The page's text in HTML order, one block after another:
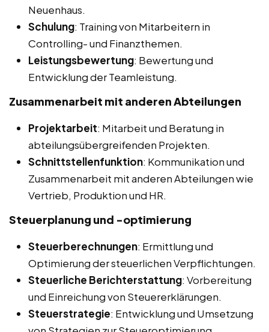
Neuenhaus.
Schulung: Training von Mitarbeitern in
Controlling- und Finanzthemen.
Leistungsbewertung: Bewertung und
Entwicklung der Teamleistung.
Zusammenarbeit mit anderen Abteilungen
Projektarbeit: Mitarbeit und Beratung in
abteilungsübergreifenden Projekten.
Schnittstellenfunktion: Kommunikation und
Zusammenarbeit mit anderen Abteilungen wie
Vertrieb, Produktion und HR.
Steuerplanung und -optimierung
Steuerberechnungen: Ermittlung und
Optimierung der steuerlichen Verpflichtungen.
Steuerliche Berichterstattung: Vorbereitung
und Einreichung von Steuererklärungen.
Steuerstrategie: Entwicklung und Umsetzung